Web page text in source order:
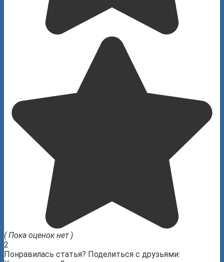
( Пока оценок нет )
2
Понравилась статья? Поделиться с друзьями: